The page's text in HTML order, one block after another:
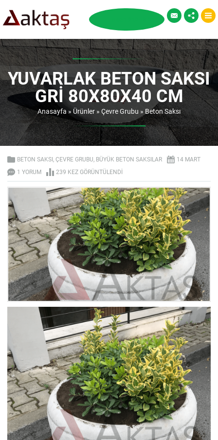
YUVARLAK BETON SAKSI
GRI 80X80X40 CM
Anasayfa »Ürünler » Çevre Grubu » Beton Saksı
BETON SAKSI ÇEVRE GRUBU BÜYÜK BETON SAKSILAR
14 MART
1 YORUM
239 KEZ GÖRÜNTÜLENDI